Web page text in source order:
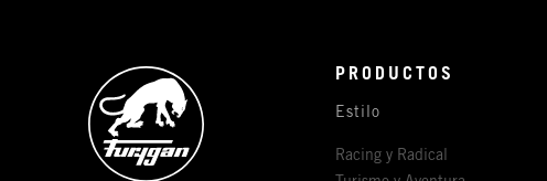
PRODUCTOS
Estilo
Racing y Radical